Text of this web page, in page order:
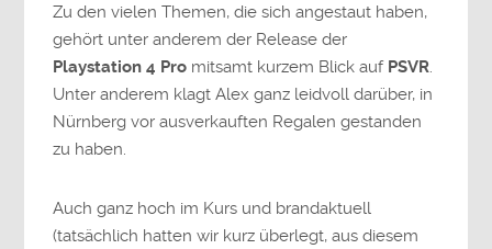
Zu den vielen Themen, die sich angestaut haben,
gehört unter anderem der Release der
Playstation 4 Pro mitsamt kurzem Blick auf PSVR.
Unter anderem klagt Alex ganz leidvoll darüber, in
Nürnberg vor ausverkauften Regalen gestanden
zu haben.
Auch ganz hoch im Kurs und brandaktuell
(tatsächlich hatten wir kurz überlegt, aus diesem